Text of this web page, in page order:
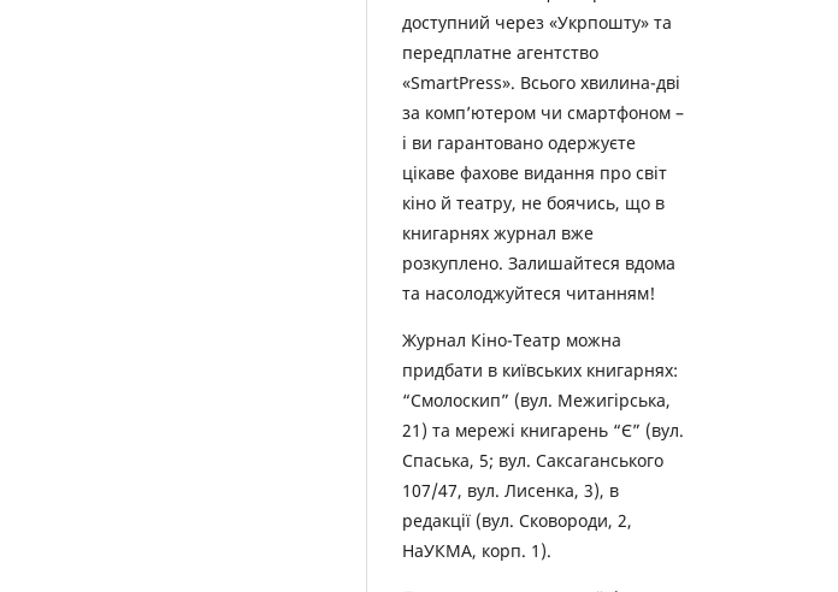
доступний через «Укрпошту» та
передплатне агентство
«SmartPress». Всього хвилина-дві
за комп’ютером чи смартфоном –
і ви гарантовано одержуєте
цікаве фахове видання про світ
кіно й театру, не боячись, що в
книгарнях журнал вже
розкуплено. Залишайтеся вдома
та насолоджуйтеся читанням!
Журнал Кіно-Театр можна
придбати в київських книгарнях:
“Смолоскип” (вул. Межигірська,
21) та мережі книгарень “Є” (вул.
Спаська, 5; вул. Саксаганського
107/47, вул. Лисенка, 3), в
редакції (вул. Сковороди, 2,
НаУКМА, корп. 1).